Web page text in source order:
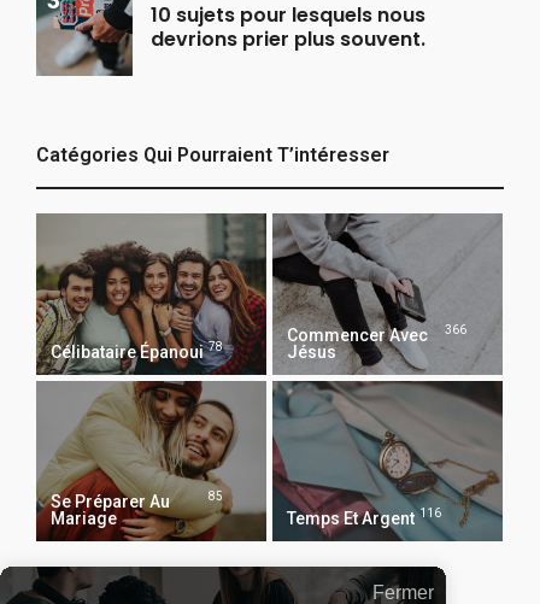
10 sujets pour lesquels nous
devrions prier plus souvent.
Catégories Qui Pourraient T’intéresser
Célibataire Épanoui 78
Commencer Avec
Jésus
366
Se Préparer Au
Mariage
85
Temps Et Argent 116
Fermer